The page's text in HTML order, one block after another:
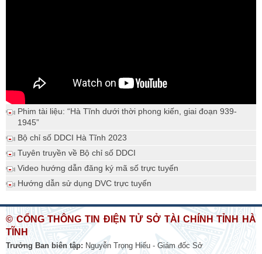
Phim tài liệu: “Hà Tĩnh dưới thời phong kiến, giai đoạn 939-
1945”
Bộ chỉ số DDCI Hà Tĩnh 2023
Tuyên truyền về Bộ chỉ số DDCI
Video hướng dẫn đăng ký mã số trực tuyến
Hướng dẫn sử dụng DVC trực tuyến
© CỔNG THÔNG TIN ĐIỆN TỬ SỞ TÀI CHÍNH TỈNH HÀ
TĨNH
Trưởng Ban biên tập: Nguyễn Trọng Hiếu - Giám đốc Sở